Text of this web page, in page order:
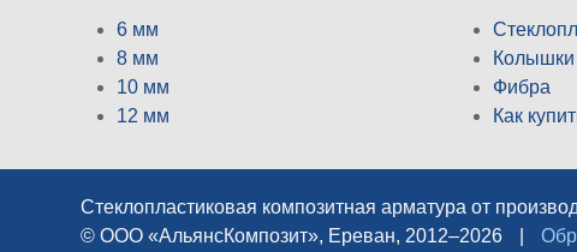
6 мм
8 мм
10 мм
12 мм
Колышки
Фибра
Как
Стеклопластиковая композитная арматура от
© ООО «АльянсКомпозит», Ереван, 2012–2026